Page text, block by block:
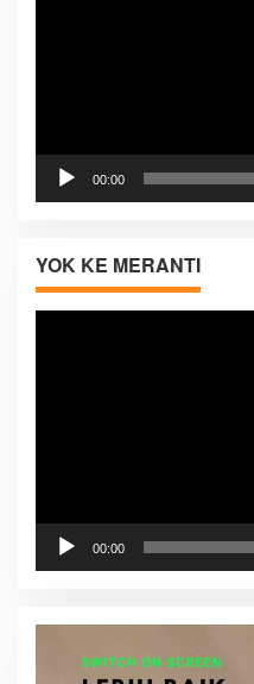
00:00
YOK KE MERANTI
00:00